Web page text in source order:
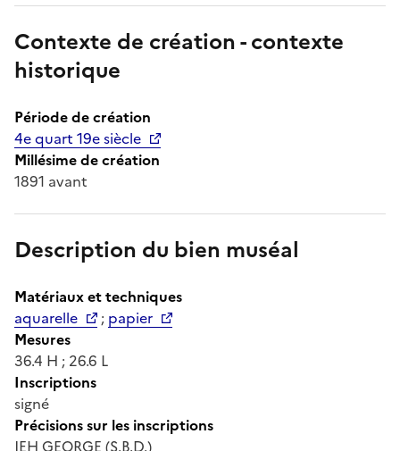
Contexte de création - contexte
historique
Période de création
4e quart 19e siècle
Millésime de création
1891 avant
Description du bien muséal
Matériaux et techniques
aquarelle
; papier
Mesures
36.4 H ; 26.6 L
Inscriptions
signé
Précisions sur les inscriptions
JEH GEORGE (S.B.D.)